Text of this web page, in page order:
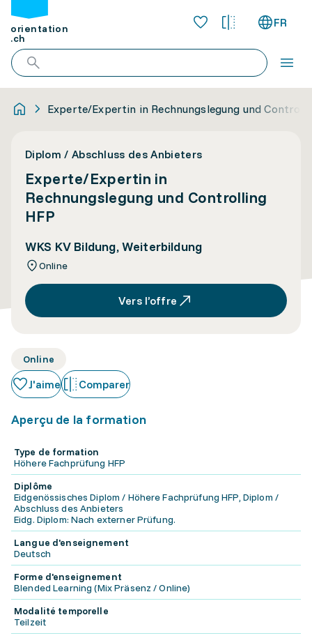
orientation
.ch
FR
Experte/Expertin in Rechnungslegung und
Diplom / Abschluss des Anbieters
Experte/Expertin in
Rechnungslegung und Controlling
HFP
WKS KV Bildung, Weiterbildung
Online
Vers l’offre
Online
J'aime Comparer
Aperçu de la formation
Type de formation
Höhere Fachprüfung HFP
Diplôme
Eidgenössisches Diplom / Höhere Fachprüfung HFP, Diplom /
Abschluss des Anbieters
Eidg. Diplom: Nach externer Prüfung.
Langue d'enseignement
Deutsch
Forme d'enseignement
Blended Learning (Mix Präsenz / Online)
Modalité temporelle
Teilzeit